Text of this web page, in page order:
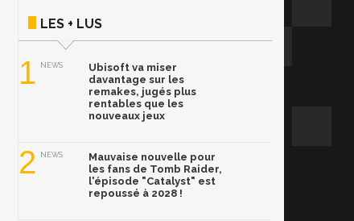
LES + LUS
1 NEWS
Ubisoft va miser
davantage sur les
remakes, jugés plus
rentables que les
nouveaux jeux
2 NEWS
Mauvaise nouvelle pour
les fans de Tomb Raider,
l'épisode "Catalyst" est
repoussé à 2028 !